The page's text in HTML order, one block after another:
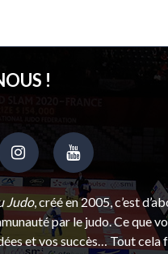
!
Judo, créé en 2005, c’est
par le judo. Ce que
et vos succès… Tout cela